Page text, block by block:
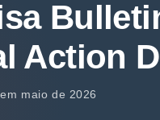
Action
maio de 2026